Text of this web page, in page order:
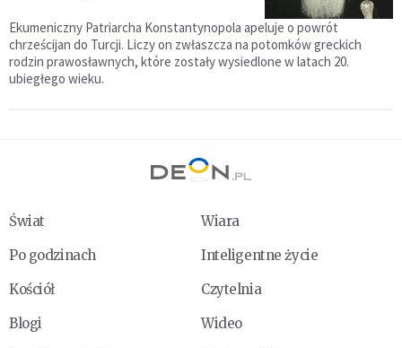
Ekumeniczny Patriarcha Konstantynopola apeluje o powrót
chrześcijan do Turcji. Liczy on zwłaszcza na potomków greckich
rodzin prawosławnych, które zostały wysiedlone w latach 20.
ubiegłego wieku.
Świat
Wiara
Po godzinach
Inteligentne życie
Kościół
Czytelnia
Blogi
Wideo